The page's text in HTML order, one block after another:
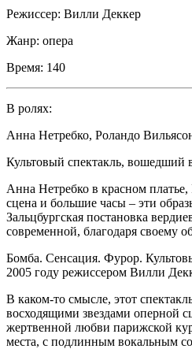
Режиссер: Вилли Деккер
Жанр: опера
Время: 140
В ролях:
Анна Нетребко, Роландо
Культовый спектакль, вошедший
Анна Нетребко в красном
сцена и большие часы – эти
Зальцбургская постановка
современной, благодаря своему
Бомба. Сенсация. Фурор.
2005 году режиссером Вилли
В каком-то смысле, этот
восходящими звездами оперной
жертвенной любви парижской
места, с подлинным вокальным